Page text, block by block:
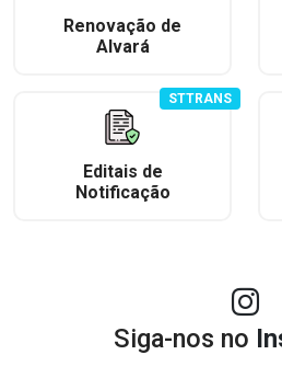
Renovação de
Alvará
Editais de
Notificação
STTRANS
Siga-nos no